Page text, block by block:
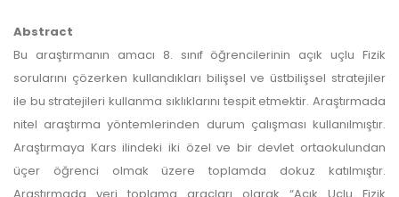
Abstract
Bu araştırmanın amacı 8. sınıf öğrencilerinin açık uçlu Fizik
sorularını çözerken kullandıkları bilişsel ve üstbilişsel stratejiler
ile bu stratejileri kullanma sıklıklarını tespit etmektir. Araştırmada
nitel araştırma yöntemlerinden durum çalışması kullanılmıştır.
Araştırmaya Kars ilindeki iki özel ve bir devlet ortaokulundan
üçer öğrenci olmak üzere toplamda dokuz katılmıştır.
Araştırmada veri toplama araçları olarak “Açık Uçlu Fizik